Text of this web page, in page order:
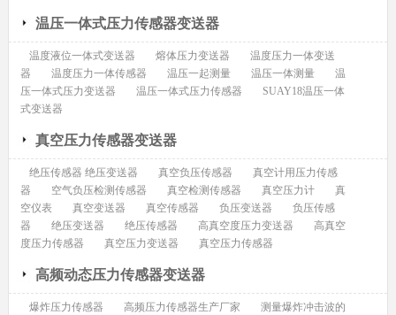
温压一体式压力传感器变送器
温度液位一体式变送器 熔体压力变送器
温度压力一体变送
器
温度压力一体传感器 温压一起测量 温压一体测量
温
压一体式压力变送器
温压一体式压力传感器
SUAY18温压一体
式变送器
真空压力传感器变送器
绝压传感器 绝压变送器 真空负压传感器
真空计用压力传感
器
空气负压检测传感器 真空检测传感器 真空压力计
真
空仪表
真空变送器 真空传感器 负压变送器
负压传感
器
绝压变送器 绝压传感器 高真空度压力变送器
高真空
度压力传感器
真空压力变送器 真空压力传感器
高频动态压力传感器变送器
爆炸压力传感器 高频压力传感器生产厂家
测量爆炸冲击波的